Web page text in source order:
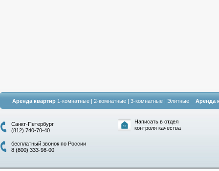
Аренда квартир 1-комнатные | 2-комнатные | 3-комнатные | Элитные Аренда
Санкт-Петербург
(812) 740-70-40
бесплатный звонок по России
8 (800) 333-98-00
Написать в отдел
контроля качества